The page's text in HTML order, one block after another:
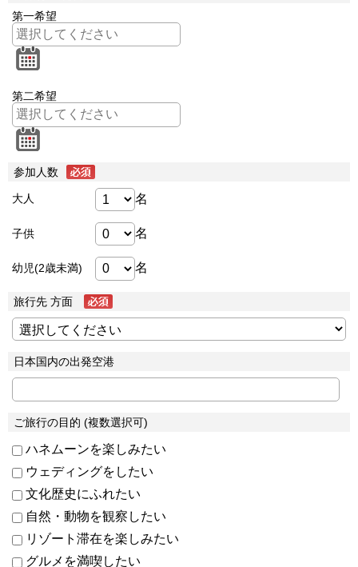
第一希望
第二希望
参加人数
大人 名
子供 名
幼児(2歳未満) 名
旅行先 方面
日本国内の出発空港
ご旅行の目的 (複数選択可)
ハネムーンを楽しみたい
ウェディングをしたい
文化歴史にふれたい
自然・動物を観察したい
リゾート滞在を楽しみたい
グルメを満喫したい